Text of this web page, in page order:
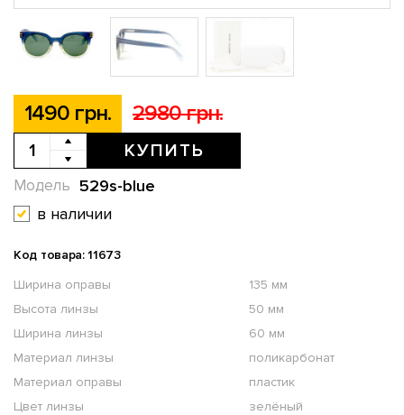
1490 грн. 2980 грн.
КУПИТЬ
529s-blue
Модель
в наличии
Код товара: 11673
Ширина оправы
135 мм
Высота линзы
50 мм
Ширина линзы
60 мм
Материал линзы
поликарбонат
Материал оправы
пластик
Цвет линзы
зелёный